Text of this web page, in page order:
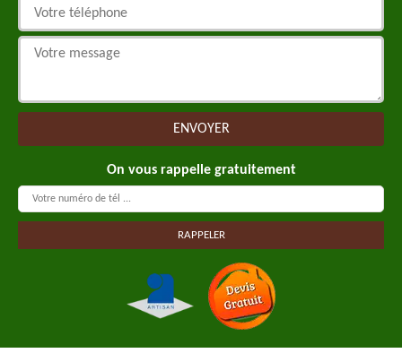
On vous rappelle gratuitement